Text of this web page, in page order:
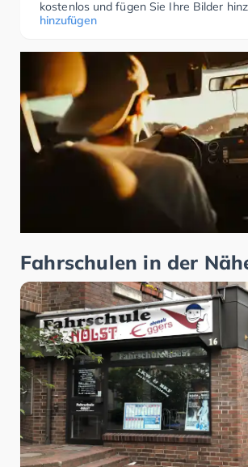
kostenlos und fügen Sie Ihre Bilder
hinzufügen
Fahrschulen in der